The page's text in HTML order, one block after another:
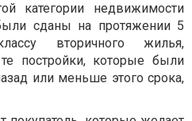
категории недвижимости
сданы на протяжении 5
вторичного жилья,
те постройки, которые были
или меньше этого срока,